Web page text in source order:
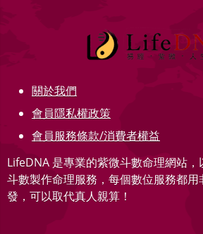
關於我們
會員隱私權政策
會員服務條款/消費者權益
LifeDNA 是專業的紫微斗數命理網站
斗數製作命理服務，每個數位服務都用
發，可以取代真人親算！